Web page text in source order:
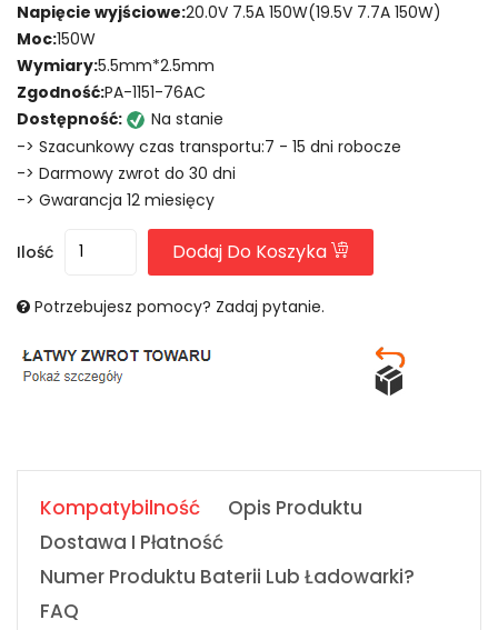
Napięcie wyjściowe:20.0V 7.5A 150W(19.5V 7.7A 150W)
Moc:150W
Wymiary:5.5mm*2.5mm
Zgodność:PA-1151-76AC
Dostępność:
Na stanie
-> Szacunkowy czas transportu:7 - 15 dni robocze
-> Darmowy zwrot do 30 dni
-> Gwarancja 12 miesięcy
Ilość Dodaj Do Koszyka
Potrzebujesz pomocy? Zadaj pytanie.
Kompatybilność
Opis Produktu
Dostawa I Płatność
Numer Produktu Baterii Lub Ładowarki?
FAQ